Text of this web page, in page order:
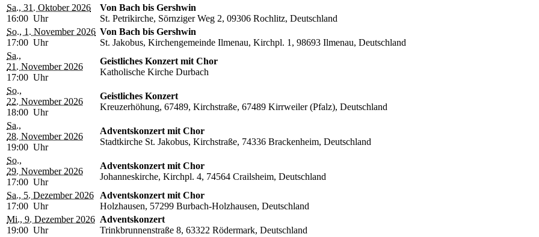
Sa., 31. Oktober 2026
16:00 Uhr
Von Bach bis Gershwin
St. Petrikirche, Sörnziger Weg 2, 09306 Rochlitz, Deutschland
So., 1. November 2026
17:00 Uhr
Von Bach bis Gershwin
St. Jakobus, Kirchengemeinde Ilmenau, Kirchpl. 1, 98693 Ilmenau, Deutschland
Sa.,
21. November 2026
17:00 Uhr
Geistliches Konzert mit Chor
Katholische Kirche Durbach
So.,
22. November 2026
18:00 Uhr
Geistliches Konzert
Kreuzerhöhung, 67489, Kirchstraße, 67489 Kirrweiler (Pfalz), Deutschland
Sa.,
28. November 2026
19:00 Uhr
Adventskonzert mit Chor
Stadtkirche St. Jakobus, Kirchstraße, 74336 Brackenheim, Deutschland
So.,
29. November 2026
17:00 Uhr
Adventskonzert mit Chor
Johanneskirche, Kirchpl. 4, 74564 Crailsheim, Deutschland
Sa., 5. Dezember 2026
17:00 Uhr
Adventskonzert mit Chor
Holzhausen, 57299 Burbach-Holzhausen, Deutschland
Mi., 9. Dezember 2026
19:00 Uhr
Adventskonzert
Trinkbrunnenstraße 8, 63322 Rödermark, Deutschland